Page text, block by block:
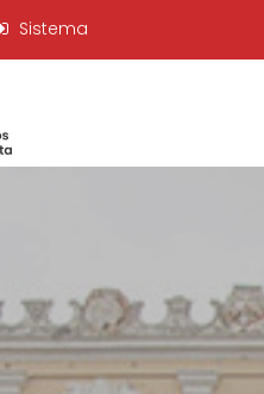
Sistema